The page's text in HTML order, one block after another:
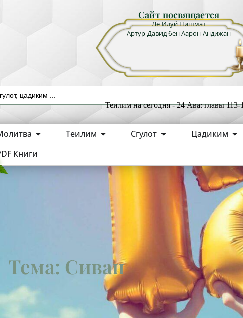
Сайт посвящается
Ле Илуй Нишмат
Артур-Давид бен Аарон-Андижан
Теилим на сегодня - 24 Ава: главы 113-
Теилим Сгулот Цадиким
Книги
Тема: Сиван